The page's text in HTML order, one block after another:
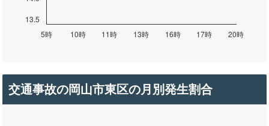
交通事故の岡山市東区の月別発生割合